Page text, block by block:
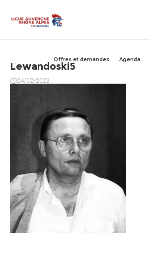
Offres et demandes Agenda
Lewandoski5
24/02/2022